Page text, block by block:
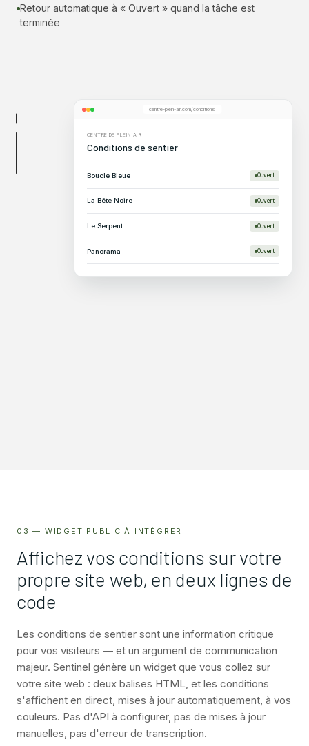
Rue Rosario-J.-Rhéaume
DATE DE CRÉATION
LE 7 MAI À 12:28
centre-plein-air.com/conditions
CENTRE DE PLEIN AIR
Conditions de sentier
Boucle Bleue Ouvert
La Bête Noire Ouvert
Le Serpent Ouvert
Panorama Ouvert
Retour automatique à « Ouvert » quand la tâche est
terminée
03 — WIDGET PUBLIC À INTÉGRER
Affichez vos conditions sur votre
propre site web, en deux lignes de
code
Les conditions de sentier sont une information critique
pour vos visiteurs — et un argument de communication
majeur. Sentinel génère un widget que vous collez sur
votre site web : deux balises HTML, et les conditions
s'affichent en direct, mises à jour automatiquement, à vos
couleurs. Pas d'API à configurer, pas de mises à jour
manuelles, pas d'erreur de transcription.